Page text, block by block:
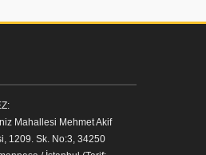
Mahallesi Mehmet Akif
1209. Sk. No:3, 34250